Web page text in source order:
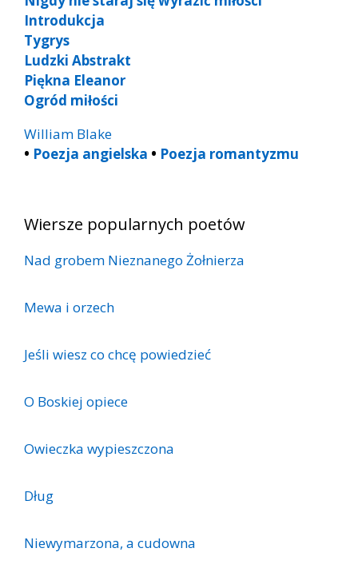
Introdukcja
Tygrys
Ludzki Abstrakt
Piękna Eleanor
Ogród miłości
William Blake
• Poezja angielska • Poezja romantyzmu
Wiersze popularnych poetów
Nad grobem Nieznanego Żołnierza
Mewa i orzech
Jeśli wiesz co chcę powiedzieć
O Boskiej opiece
Owieczka wypieszczona
Dług
Niewymarzona, a cudowna